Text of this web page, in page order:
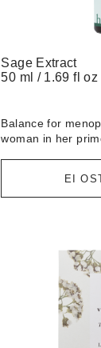
Sage Extract
50 ml / 1.69 fl oz
Balance for
woman in her
EI